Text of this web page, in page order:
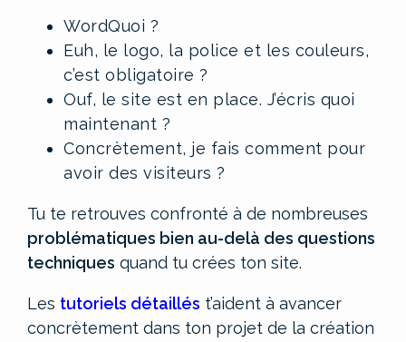
WordQuoi ?
Euh, le logo, la police et les couleurs,
c’est obligatoire ?
Ouf, le site est en place. J’écris quoi
maintenant ?
Concrètement, je fais comment pour
avoir des visiteurs ?
Tu te retrouves confronté à de nombreuses
problématiques bien au-delà des questions
techniques quand tu crées ton site.
Les tutoriels détaillés t’aident à avancer
concrètement dans ton projet de la création